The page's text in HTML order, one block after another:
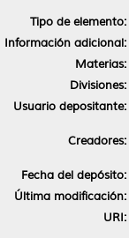
Tipo de elemento:
Información adicional:
Materias:
Divisiones:
Usuario depositante:
Creadores:
Fecha del depósito:
Última modificación:
URI: